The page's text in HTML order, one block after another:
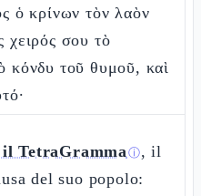
ὁ κρίνων τὸν λαὸν
χειρός σου τὸ
κόνδυ τοῦ θυμοῦ, καὶ
TetraGrammaⓘ, il
del suo popolo: